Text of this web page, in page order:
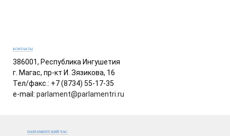
КОНТАКТЫ
386001, Республика Ингушетия
г. Магас, пр-кт И. Зязикова, 16
Тел/факс.: +7 (8734) 55-17-35
e-mail: parlament@parlamentri.ru
ПАРЛАМЕНТСКИЙ ЧАС